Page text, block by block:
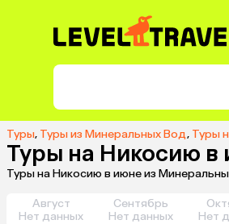
Туры, Туры из Минеральных Вод, Туры
Туры на Никосию
Туры на Никосию в июне из
Август
Нет данных
Сентябрь
Нет данных
Нет